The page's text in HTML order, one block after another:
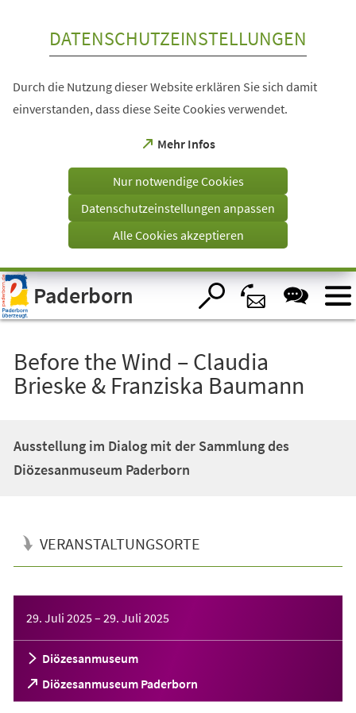
Visuelle
Assistenzsoftware
öffnen.
DATENSCHUTZEINSTELLUNGEN
Durch die Nutzung dieser Website erklären Sie sich damit
einverstanden, dass diese Seite Cookies verwendet.
Mehr Infos
(Öffnet
einem
Tab)
Nur notwendige Cookies
Datenschutzeinstellungen anpassen
Alle Cookies akzeptieren
Paderborn
Before the Wind – Claudia
Brieske & Franziska Baumann
Ausstellung im Dialog mit der Sammlung des
Diözesanmuseum Paderborn
VERANSTALTUNGSORTE
29. Juli 2025– 29. Juli 2025
Diözesanmuseum
Diözesanmuseum Paderborn
(Öffnet
in